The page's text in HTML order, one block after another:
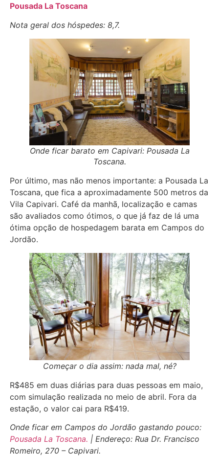
Pousada La Toscana
Nota geral dos hóspedes: 8,7.
Onde ficar barato em Capivari: Pousada La
Toscana.
Por último, mas não menos importante: a Pousada La
Toscana, que fica a aproximadamente 500 metros da
Vila Capivari. Café da manhã, localização e camas
são avaliados como ótimos, o que já faz de lá uma
ótima opção de hospedagem barata em Campos do
Jordão.
Começar o dia assim: nada mal, né?
R$485 em duas diárias para duas pessoas em maio,
com simulação realizada no meio de abril. Fora da
estação, o valor cai para R$419.
Onde ficar em Campos do Jordão gastando pouco:
Pousada La Toscana. | Endereço: Rua Dr. Francisco
Romeiro, 270 – Capivari.